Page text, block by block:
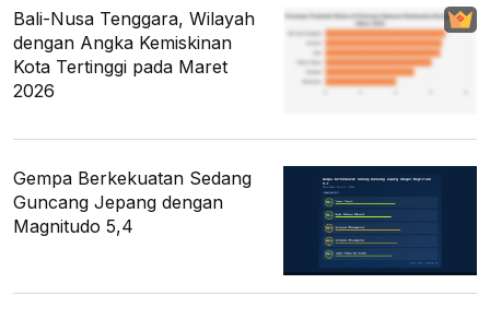
Bali-Nusa Tenggara, Wilayah
dengan Angka Kemiskinan
Kota Tertinggi pada Maret
2026
Gempa Berkekuatan Sedang
Guncang Jepang dengan
Magnitudo 5,4